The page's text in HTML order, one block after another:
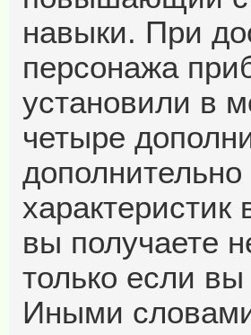
навыки. При
персонажа
установили в
четыре
вы получаете
только если
Иными